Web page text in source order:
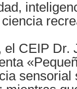
CEIP Dr.
sensorial